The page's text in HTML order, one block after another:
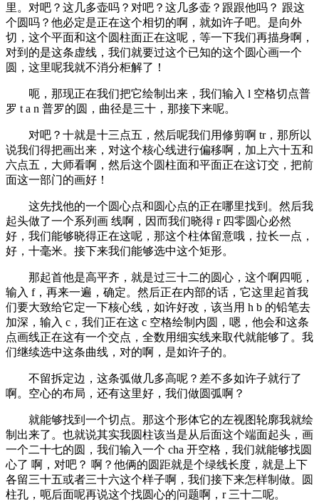
里。对吧？这几多壶吗？对吧？这几多壶？跟跟他吗？ 跟这
个圆吗？他必定是正在这个相切的啊，就如许子吧。是向外
切，这个平面和这个圆柱面正在这呢，等一下我们再描身啊，
对到的是这条虚线，我们就要过这个已知的这个圆心画一个
圆，这里呢我就不消分柜解了！
呃，那现正在我们把它绘制出来，我们输入 l 空格切点普
罗 t a n 普罗的圆，曲径是三十，那接下来呢。
对吧？十就是十三点五，然后呢我们用修剪啊 tr，那所以
说我们得把画出来，对这个核心线进行偏移啊，加上六十五和
六点五，大师看啊，然后这个圆柱面和平面正在这订交，把前
面这一部门的画好！
这先找他的一个圆心点和圆心点的正在哪里找到。然后我
起头做了一个系列画 线啊，因而我们晓得 r 四零圆心必然
好，我们能够晓得正在这呢，那这个柱体留意哦，拉长一点，
好，十毫米。接下来我们能够选中这个矩形。
那起首他是高平齐，就是过三十二的圆心，这个啊四呃，
输入 f，再来一遍，确定。然后正在内部的话，它这里起首我
们要大致给它定一下核心线，如许好改，该当用 h b 的铅笔去
加深，输入 c，我们正在这 c 空格绘制内圆，嗯，他会和这条
点画线正在这有一个交点，全数用细实线来取代就能够了。我
们继续选中这条曲线，对的啊，是如许子的。
不留拆定边，这条弧做几多高呢？差不多如许子就行了
啊。空心的布局，还有这里好，我们做圆弧啊？
就能够找到一个切点。那这个形体它的左视图轮廓我就绘
制出来了。也就说其实我圆柱该当是从后面这个端面起头，画
一个二十七的圆，我们输入一个 cha 开空格，我们就能够找圆
心了 啊，对吧？ 啊？他俩的圆距就是个绿线长度，就是上下
各留三十五或者三十六这个样子啊，我们接下来怎样制做。圆
柱孔，呃后面呢再说这个找圆心的问题啊，r 三十二呢。